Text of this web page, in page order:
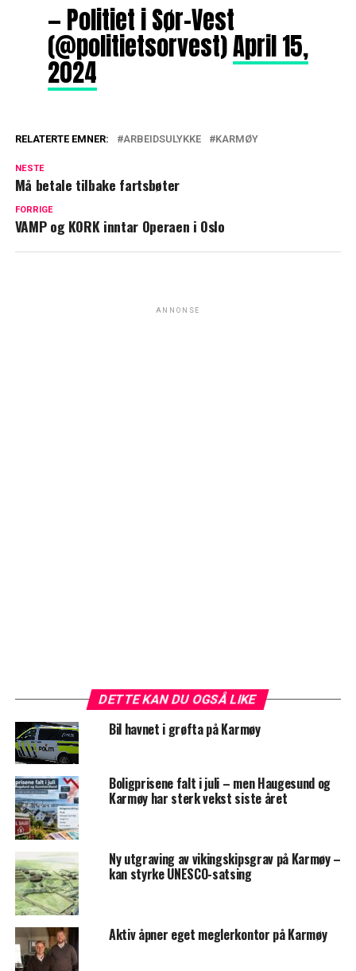
— Politiet i Sør-Vest
(@politietsorvest)April 15,
2024
RELATERTE EMNER: ARBEIDSULYKKE KARMØY
NESTE
Må betale tilbake fartsbøter
FORRIGE
VAMP og KORK inntar Operaen i Oslo
ANNONSE
DETTE KAN DU OGSÅ LIKE
Bil havnet i grøfta på Karmøy
Boligprisene falt i juli – men Haugesund og
Karmøy har sterk vekst siste året
Ny utgraving av vikingskipsgrav på Karmøy –
kan styrke UNESCO-satsing
Aktiv åpner eget meglerkontor på Karmøy